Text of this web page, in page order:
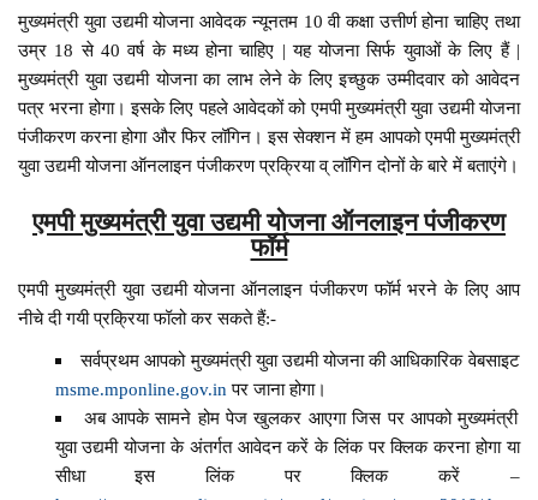
मुख्यमंत्री युवा उद्यमी योजना आवेदक न्यूनतम 10 वी कक्षा उत्तीर्ण होना चाहिए तथा
उम्र 18 से 40 वर्ष के मध्य होना चाहिए | यह योजना सिर्फ युवाओं के लिए हैं |
मुख्यमंत्री युवा उद्यमी योजना का लाभ लेने के लिए इच्छुक उम्मीदवार को आवेदन
पत्र भरना होगा। इसके लिए पहले आवेदकों को एमपी मुख्यमंत्री युवा उद्यमी योजना
पंजीकरण करना होगा और फिर लॉगिन। इस सेक्शन में हम आपको एमपी मुख्यमंत्री
युवा उद्यमी योजना ऑनलाइन पंजीकरण प्रक्रिया व् लॉगिन दोनों के बारे में बताएंगे।
एमपी मुख्यमंत्री युवा उद्यमी योजना ऑनलाइन पंजीकरण
फॉर्म
एमपी मुख्यमंत्री युवा उद्यमी योजना ऑनलाइन पंजीकरण फॉर्म भरने के लिए आप
नीचे दी गयी प्रक्रिया फॉलो कर सकते हैं:-
सर्वप्रथम आपको मुख्यमंत्री युवा उद्यमी योजना की आधिकारिक वेबसाइट
msme.mponline.gov.in पर जाना होगा।
अब आपके सामने होम पेज खुलकर आएगा जिस पर आपको मुख्यमंत्री
युवा उद्यमी योजना के अंतर्गत आवेदन करें के लिंक पर क्लिक करना होगा या
सीधा इस लिंक पर क्लिक करें –